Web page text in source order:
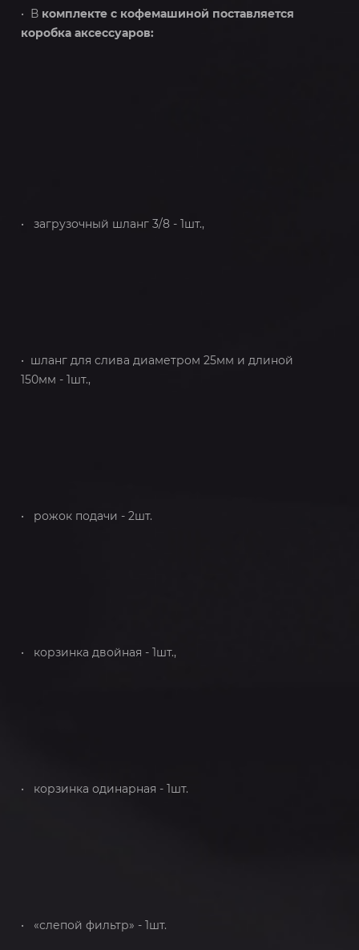
• В комплекте с кофемашиной поставляется
коробка аксессуаров:
• загрузочный шланг 3/8 - 1шт.,
• шланг для слива диаметром 25мм и длиной
150мм - 1шт.,
• рожок подачи - 2шт.
• корзинка двойная - 1шт.,
• корзинка одинарная - 1шт.
• «слепой фильтр» - 1шт.